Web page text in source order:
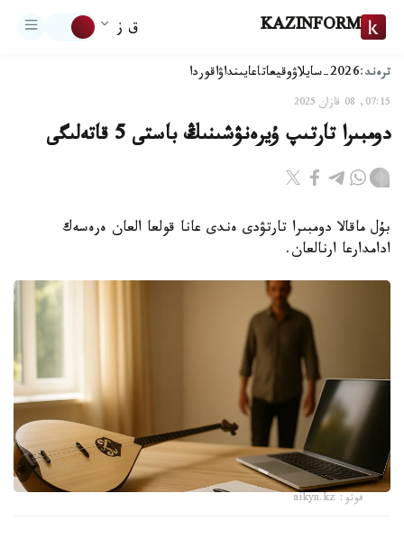
KAZINFORM ق ز
ترەند:2026-سايلاۋ وقيعاتاعايىنداۋاقوردا
07:15, 08 قازان 2025
دومبىرا تارتىپ ۇيرەنۋشىنىڭ باستى 5 قاتەلىگى
بۇل ماقالا دومبىرا تارتۋدى ەندى عانا قولعا العان ەرەسەك
ادامدارعا ارنالعان.
فوتو: aikyn.kz